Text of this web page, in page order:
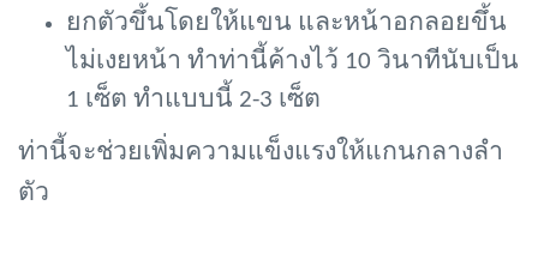
ยกตัวขึ้นโดยให้แขน และหน้าอกลอยขึ้น
ไม่เงยหน้า ทำท่านี้ค้างไว้ 10 วินาทีนับเป็น
1 เซ็ต ทำแบบนี้ 2-3 เซ็ต
ท่านี้จะช่วยเพิ่มความแข็งแรงให้แกนกลางลำ
ตัว